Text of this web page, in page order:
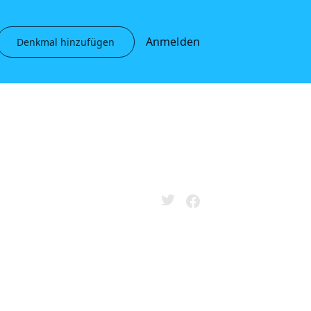
Denkmal hinzufügen Anmelden